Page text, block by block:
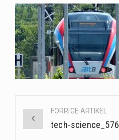
navigationFORRIGE ARTIKEL
tech-